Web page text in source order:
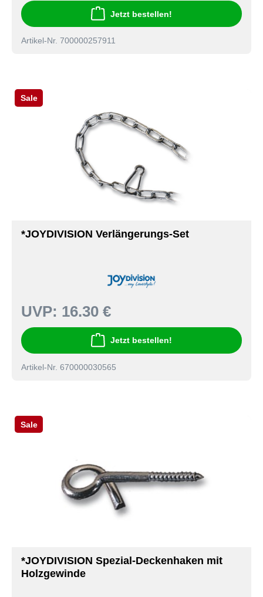
Jetzt bestellen!
Artikel-Nr. 700000257911
Sale
*JOYDIVISION Verlängerungs-Set
UVP: 16.30 €
Jetzt bestellen!
Artikel-Nr. 670000030565
Sale
*JOYDIVISION Spezial-Deckenhaken mit
Holzgewinde